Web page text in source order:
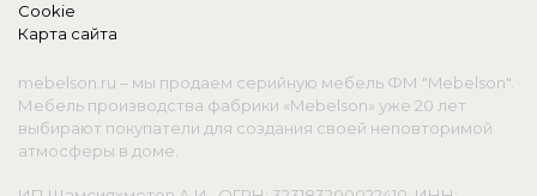
Cookie
Карта сайта
mebelson.ru – мы продаем серийную мебель ФМ "Mebelson".
Мебель производства фабрики «Mebelson» уже 20 лет
выбирают покупатели для создания своей неповторимой
атмосферы в доме.